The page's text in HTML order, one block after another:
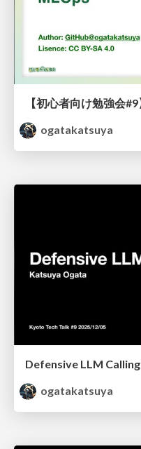
ogatakatsuya
Defensive LLM Calling
ogatakatsuya